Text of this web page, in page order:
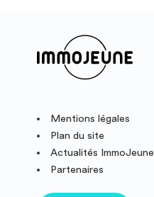
Mentions légales
Plan du site
Actualités ImmoJeune
Partenaires